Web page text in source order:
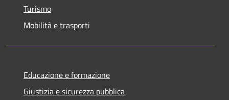
Turismo
Mobilità e trasporti
Educazione e formazione
Giustizia e sicurezza pubblica